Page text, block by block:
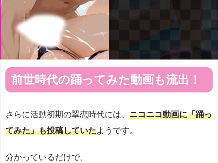
前世時代の踊ってみた動画も流出！
さらに活動初期の翠恋時代には、 ニコニコ動画に「踊っ
てみた」も投稿していたようです。
分かっているだけで、